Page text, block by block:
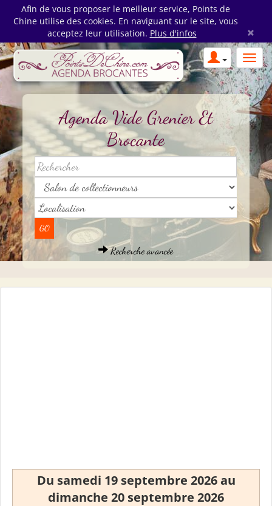
Afin de vous proposer le meilleur service, Points de
Chine utilise des cookies. En naviguant sur le site, vous
acceptez leur utilisation. Plus d'infos ×
Agenda Vide Grenier Et
Brocante
Recherche avancée
Du samedi 19 septembre 2026 au
dimanche 20 septembre 2026